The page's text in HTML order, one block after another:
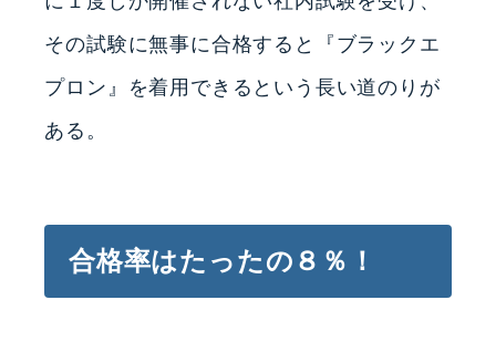
その試験に無事に合格すると『ブラックエ
プロン』を着用できるという長い道のりが
ある。
合格率はたったの８％！